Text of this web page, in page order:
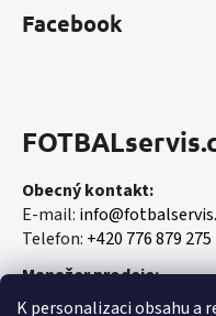
K personalizaci obsahu a
Facebook
Obecný kontakt:
E-mail:
Telefon: +420 776 879 275
Manažer prodeje:
Martin Vališ